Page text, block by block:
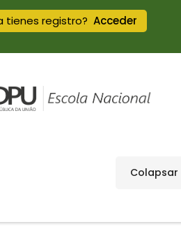
tienes registro? Acceder